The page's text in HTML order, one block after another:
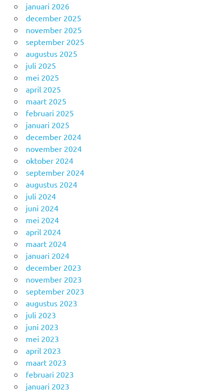
januari 2026
december 2025
november 2025
september 2025
augustus 2025
juli 2025
mei 2025
april 2025
maart 2025
februari 2025
januari 2025
december 2024
november 2024
oktober 2024
september 2024
augustus 2024
juli 2024
juni 2024
mei 2024
april 2024
maart 2024
januari 2024
december 2023
november 2023
september 2023
augustus 2023
juli 2023
juni 2023
mei 2023
april 2023
maart 2023
februari 2023
januari 2023